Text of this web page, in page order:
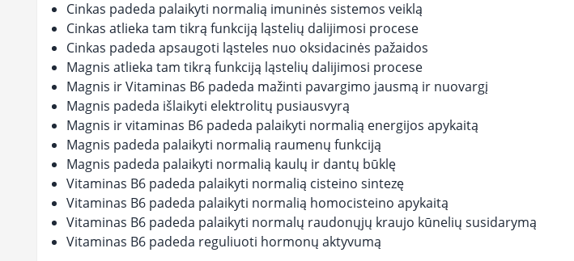
Cinkas padeda palaikyti normalią imuninės sistemos veiklą
Cinkas atlieka tam tikrą funkciją ląstelių dalijimosi procese
Cinkas padeda apsaugoti ląsteles nuo oksidacinės pažaidos
Magnis atlieka tam tikrą funkciją ląstelių dalijimosi procese
Magnis ir Vitaminas B6 padeda mažinti pavargimo jausmą ir nuovargį
Magnis padeda išlaikyti elektrolitų pusiausvyrą
Magnis ir vitaminas B6 padeda palaikyti normalią energijos apykaitą
Magnis padeda palaikyti normalią raumenų funkciją
Magnis padeda palaikyti normalią kaulų ir dantų būklę
Vitaminas B6 padeda palaikyti normalią cisteino sintezę
Vitaminas B6 padeda palaikyti normalią homocisteino apykaitą
Vitaminas B6 padeda palaikyti normalų raudonųjų kraujo kūnelių susidarymą
Vitaminas B6 padeda reguliuoti hormonų aktyvumą